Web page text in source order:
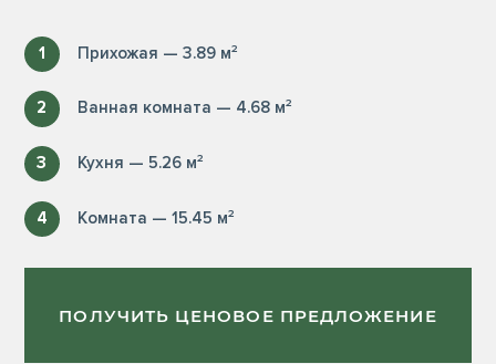
1 Прихожая — 3.89 м²
2 Ванная комната — 4.68 м²
3 Кухня — 5.26 м²
4 Комната — 15.45 м²
ПОЛУЧИТЬ ЦЕНОВОЕ ПРЕДЛОЖЕНИЕ